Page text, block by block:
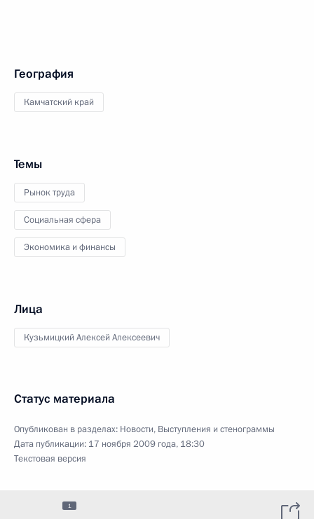
География
Камчатский край
Темы
Рынок труда
Социальная сфера
Экономика и финансы
Лица
Кузьмицкий Алексей Алексеевич
Статус материала
Опубликован в разделах: Новости, Выступления и стенограммы
Дата публикации: 17 ноября 2009 года, 18:30
Текстовая версия
1